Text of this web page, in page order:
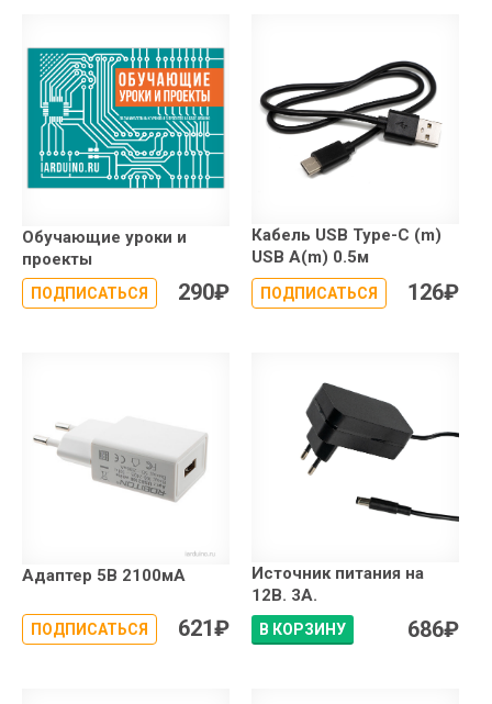
Обучающие уроки и
проекты
ПОДПИСАТЬСЯ 290₽
Кабель USB Type-C (m)
USB A(m) 0.5м
ПОДПИСАТЬСЯ 126₽
Адаптер 5В 2100мА
ПОДПИСАТЬСЯ 621₽
Источник питания на
12В. 3А.
В КОРЗИНУ 686₽